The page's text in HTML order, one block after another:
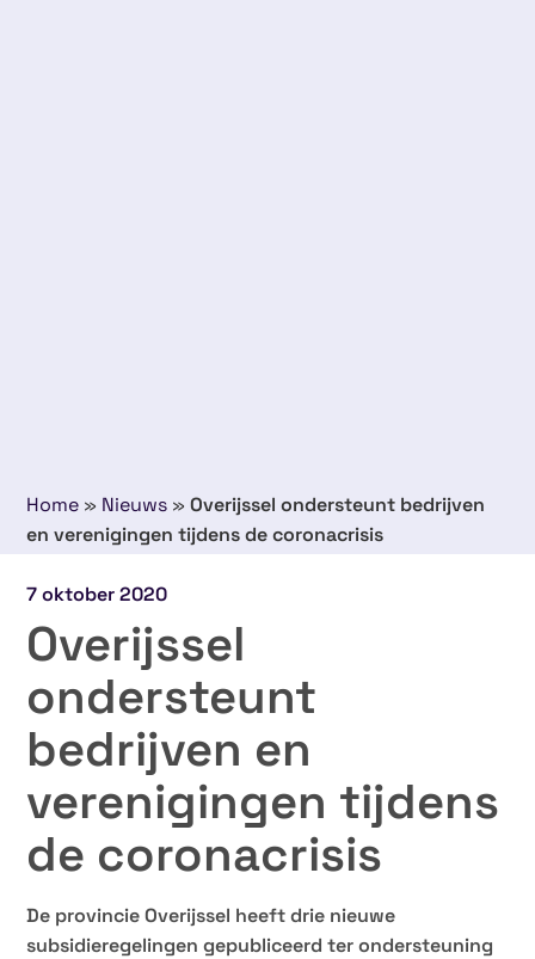
Home » Nieuws »Overijssel ondersteunt bedrijven
en verenigingen tijdens de coronacrisis
7 oktober 2020
Overijssel
ondersteunt
bedrijven en
verenigingen tijdens
de coronacrisis
De provincie Overijssel heeft drie nieuwe
subsidieregelingen gepubliceerd ter ondersteuning